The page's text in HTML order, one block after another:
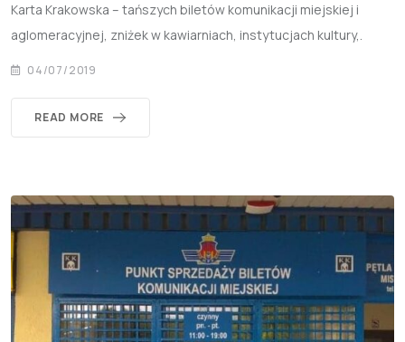
Karta Krakowska – tańszych biletów komunikacji miejskiej i
aglomeracyjnej, zniżek w kawiarniach, instytucjach kultury,.
04/07/2019
READ MORE